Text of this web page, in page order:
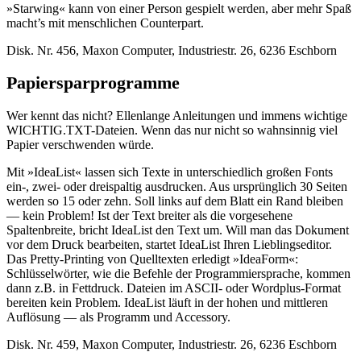
»Starwing« kann von einer Person gespielt werden, aber mehr Spaß
macht’s mit menschlichen Counterpart.
Disk. Nr. 456, Maxon Computer, Industriestr. 26, 6236 Eschborn
Papiersparprogramme
Wer kennt das nicht? Ellenlange Anleitungen und immens wichtige
WICHTIG.TXT-Dateien. Wenn das nur nicht so wahnsinnig viel
Papier verschwenden würde.
Mit »IdeaList« lassen sich Texte in unterschiedlich großen Fonts
ein-, zwei- oder dreispaltig ausdrucken. Aus ursprünglich 30 Seiten
werden so 15 oder zehn. Soll links auf dem Blatt ein Rand bleiben
— kein Problem! Ist der Text breiter als die vorgesehene
Spaltenbreite, bricht IdeaList den Text um. Will man das Dokument
vor dem Druck bearbeiten, startet IdeaList Ihren Lieblingseditor.
Das Pretty-Printing von Quelltexten erledigt »IdeaForm«:
Schlüsselwörter, wie die Befehle der Programmiersprache, kommen
dann z.B. in Fettdruck. Dateien im ASCII- oder Wordplus-Format
bereiten kein Problem. IdeaList läuft in der hohen und mittleren
Auflösung — als Programm und Accessory.
Disk. Nr. 459, Maxon Computer, Industriestr. 26, 6236 Eschborn